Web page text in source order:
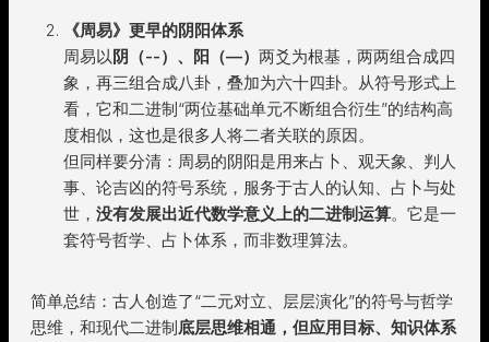
《周易》更早的阴阳体系
周易以阴（--）、阳（—） 两爻为根基，两两组合成四
象，再三组合成八卦，叠加为六十四卦。从符号形式上
看，它和二进制“两位基础单元不断组合衍生”的结构高
度相似，这也是很多人将二者关联的原因。
但同样要分清：周易的阴阳是用来占卜、观天象、判人
事、论吉凶的符号系统，服务于古人的认知、占卜与处
世， 没有发展出近代数学意义上的二进制运算。它是一
套符号哲学、占卜体系，而非数理算法。
简单总结：古人创造了“二元对立、层层演化”的符号与哲学
思维，和现代二进制底层思维相通，但应用目标、知识体系